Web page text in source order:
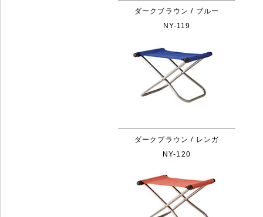
ダークブラウン / ブルー
NY-119
ダークブラウン / レンガ
NY-120